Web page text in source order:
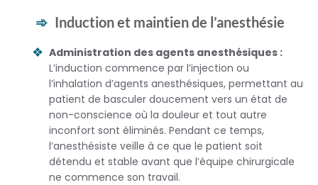
Induction et maintien de l’anesthésie
Administration des agents anesthésiques :
L’induction commence par l’injection ou
l’inhalation d’agents anesthésiques, permettant au
patient de basculer doucement vers un état de
non-conscience où la douleur et tout autre
inconfort sont éliminés. Pendant ce temps,
l’anesthésiste veille à ce que le patient soit
détendu et stable avant que l’équipe chirurgicale
ne commence son travail.